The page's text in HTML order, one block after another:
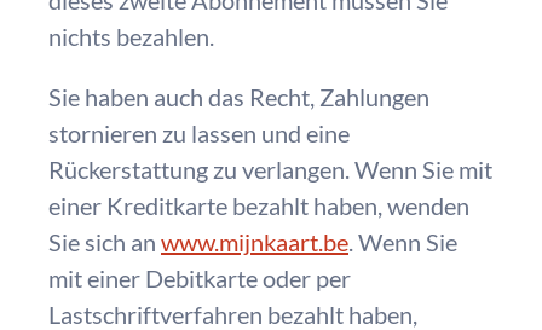
nichts bezahlen.
Sie haben auch das Recht, Zahlungen
stornieren zu lassen und eine
Rückerstattung zu verlangen. Wenn Sie mit
einer Kreditkarte bezahlt haben, wenden
Sie sich an www.mijnkaart.be. Wenn Sie
mit einer Debitkarte oder per
Lastschriftverfahren bezahlt haben,